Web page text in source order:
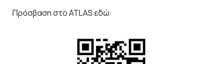
Πρόσβαση στο ATLAS εδώ: